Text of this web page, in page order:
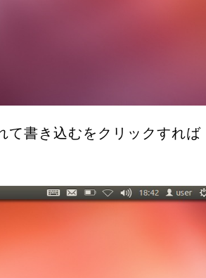
書き込むをクリックすれば